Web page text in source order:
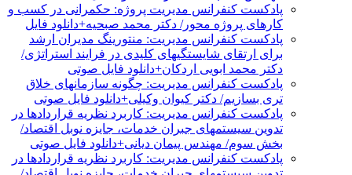
پادکست کنفرانس مدیریت پروژه: حکمرانی در کسب و
کارهای پروژه محور/ دکتر محمد صبحیه+دانلود فایل
پادکست کنفرانس مدیریت: منتورینگ مدیران ارشد
برای ارتقای شایستگیهای کلیدی در فرایند استراتژی/
دکتر محمد ابویی اردکان+دانلود فایل صوتی
پادکست کنفرانس مدیریت: چگونه سازمانهای خلاق
تری بسازیم/ دکتر کیوان وکیلی+دانلود فایل صوتی
پادکست کنفرانس مدیریت: کاربرد نظریه قراردادها در
تدوین سیستمهای جبران خدمات، جایزه نوبل اقتصاد/
بخش سوم/ مهندس پیمان دیانی+دانلود فایل صوتی
پادکست کنفرانس مدیریت: کاربرد نظریه قراردادها در